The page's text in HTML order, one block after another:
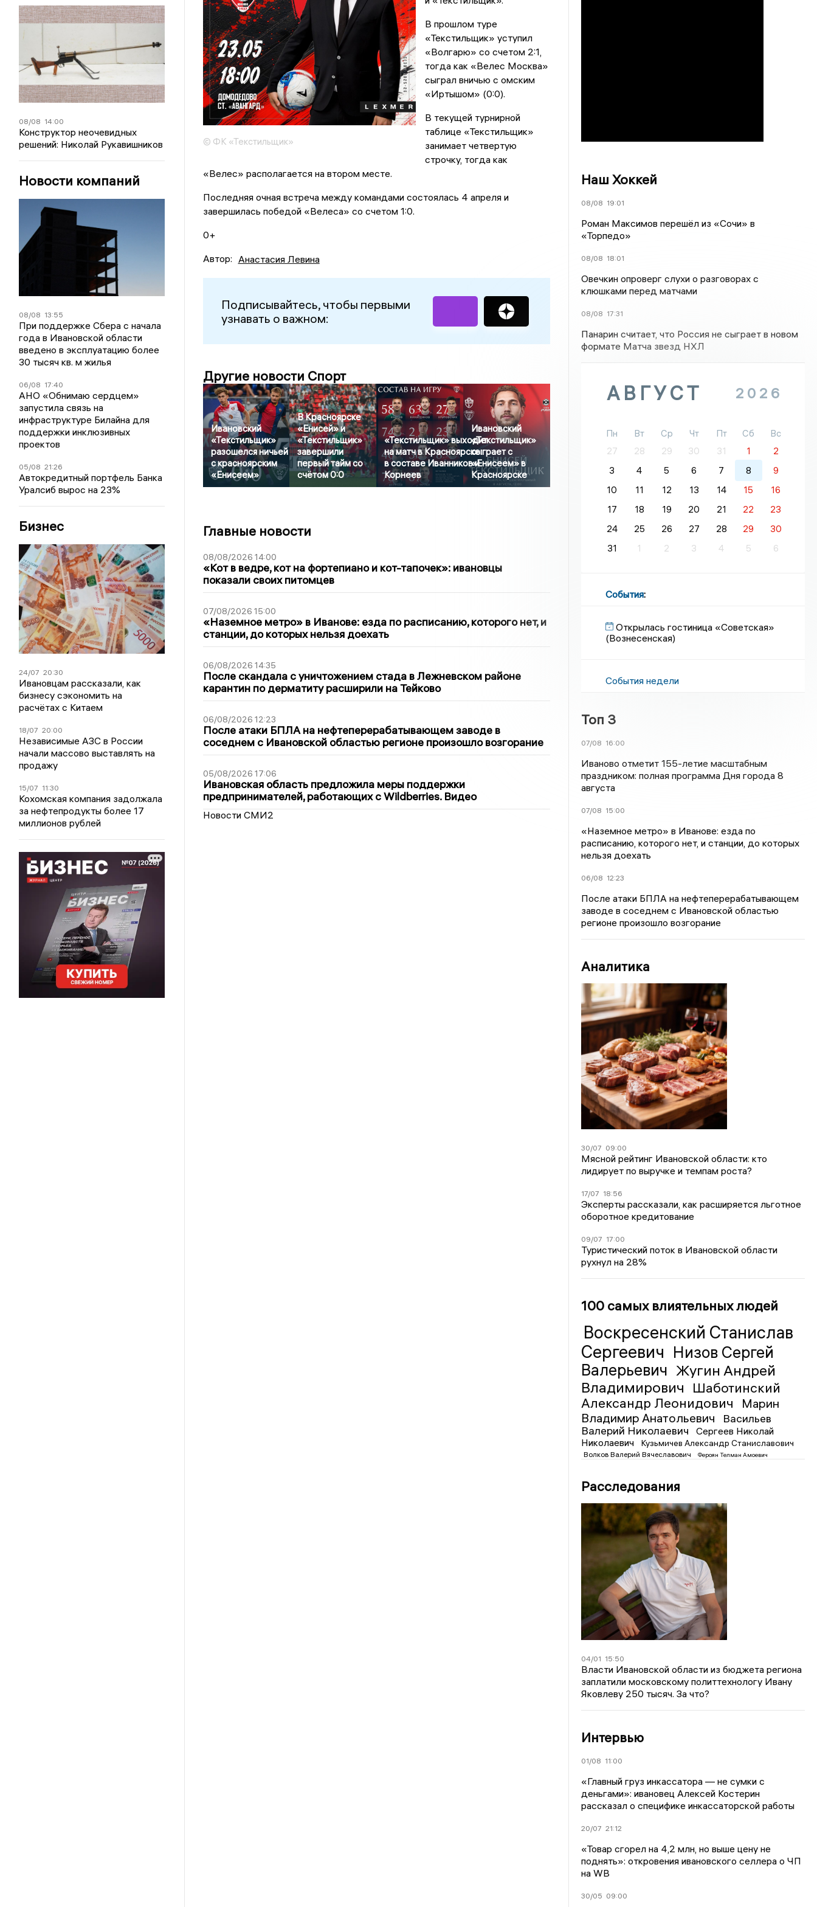
08/08 14:00
Конструктор неочевидных
решений: Николай Рукавишников
Новости компаний
08/08 13:55
При поддержке Сбера с начала
года в Ивановской области
введено в эксплуатацию более
30 тысяч кв. м жилья
06/08 17:40
АНО «Обнимаю сердцем»
запустила связь на
инфраструктуре Билайна для
поддержки инклюзивных
проектов
05/08 21:26
Автокредитный портфель Банка
Уралсиб вырос на 23%
Бизнес
24/07 20:30
Ивановцам рассказали, как
бизнесу сэкономить на
расчётах с Китаем
18/07 20:00
Независимые АЗС в России
начали массово выставлять на
продажу
15/07 11:30
Кохомская компания задолжала
за нефтепродукты более 17
миллионов рублей
© ФК «Текстильщик»
В прошлом туре
«Текстильщик» уступил
«Волгарю» со счетом 2:1,
тогда как «Велес Москва»
сыграл вничью с омским
«Иртышом» (0:0).
В текущей турнирной
таблице «Текстильщик»
занимает четвертую
строчку, тогда как
«Велес» располагается на втором месте.
Последняя очная встреча между командами состоялась 4 апреля и
завершилась победой «Велеса» со счетом 1:0.
0+
Автор: Анастасия Левина
Подписывайтесь, чтобы первыми
узнавать о важном:
Другие новости Спорт
Ивановский
«Текстильщик»
разошелся ничьей
с красноярским
«Енисеем»
В Красноярске
«Енисей» и
«Текстильщик»
завершили
первый тайм со
счётом 0:0
«Текстильщик» выходит
на матч в Красноярске:
в составе Иванников и
Корнеев
Ивановский
«Текстильщик»
сыграет с
«Енисеем» в
Красноярске
Главные новости
08/08/2026 14:00
«Кот в ведре, кот на фортепиано и кот-тапочек»: ивановцы
показали своих питомцев
07/08/2026 15:00
«Наземное метро» в Иванове: езда по расписанию, которого нет, и
станции, до которых нельзя доехать
06/08/2026 14:35
После скандала с уничтожением стада в Лежневском районе
карантин по дерматиту расширили на Тейково
06/08/2026 12:23
После атаки БПЛА на нефтеперерабатывающем заводе в
соседнем с Ивановской областью регионе произошло возгорание
05/08/2026 17:06
Ивановская область предложила меры поддержки
предпринимателей, работающих с Wildberries. Видео
Новости СМИ2
Наш Хоккей
08/08 19:01
Роман Максимов перешёл из «Сочи» в
«Торпедо»
08/08 18:01
Овечкин опроверг слухи о разговорах с
клюшками перед матчами
08/08 17:31
Панарин считает, что Россия не сыграет в новом
формате Матча звезд НХЛ
АВГУСТ 2026
Пн Вт Ср Чт Пт Сб
Вс
27
28 29 30 31 1
2
3
4 5 6 7 8
9
10
11 12 13 14 15
16
17
18 19 20 21 22
23
24
25 26 27 28 29
30
31
1 2 3 4 5 6
События:
Открылась гостиница «Советская»
(Вознесенская)
События недели
Топ 3
07/08 16:00
Иваново отметит 155-летие масштабным
праздником: полная программа Дня города 8
августа
07/08 15:00
«Наземное метро» в Иванове: езда по
расписанию, которого нет, и станции, до которых
нельзя доехать
06/08 12:23
После атаки БПЛА на нефтеперерабатывающем
заводе в соседнем с Ивановской областью
регионе произошло возгорание
Аналитика
30/07 09:00
Мясной рейтинг Ивановской области: кто
лидирует по выручке и темпам роста?
17/07 18:56
Эксперты рассказали, как расширяется льготное
оборотное кредитование
09/07 17:00
Туристический поток в Ивановской области
рухнул на 28%
100 самых влиятельных людей
Воскресенский Станислав
Сергеевич Низов Сергей
Валерьевич Жугин Андрей
Владимирович
Шаботинский
Александр Леонидович
Марин
Владимир Анатольевич
Васильев
Валерий Николаевич
Сергеев Николай
Николаевич
Кузьмичев Александр Станиславович
Волков Валерий Вячеславович Фероян Телман Амоевич
Расследования
04/01 15:50
Власти Ивановской области из бюджета региона
заплатили московскому политтехнологу Ивану
Яковлеву 250 тысяч. За что?
Интервью
01/08 11:00
«Главный груз инкассатора — не сумки с
деньгами»: ивановец Алексей Костерин
рассказал о специфике инкассаторской работы
20/07 21:12
«Товар сгорел на 4,2 млн, но выше цену не
поднять»: откровения ивановского селлера о ЧП
на WB
30/05 09:00